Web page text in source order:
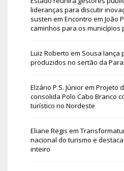
lideranças para discutir
susten em Encontro em João
caminhos para os municípios
Luiz Roberto em Sousa lança
produzidos no sertão da
Elzário P.S. Júniorem Projeto
consolida Polo Cabo Branco
turístico no Nordeste
Eliane Regis em
nacional do turismo e
inteiro